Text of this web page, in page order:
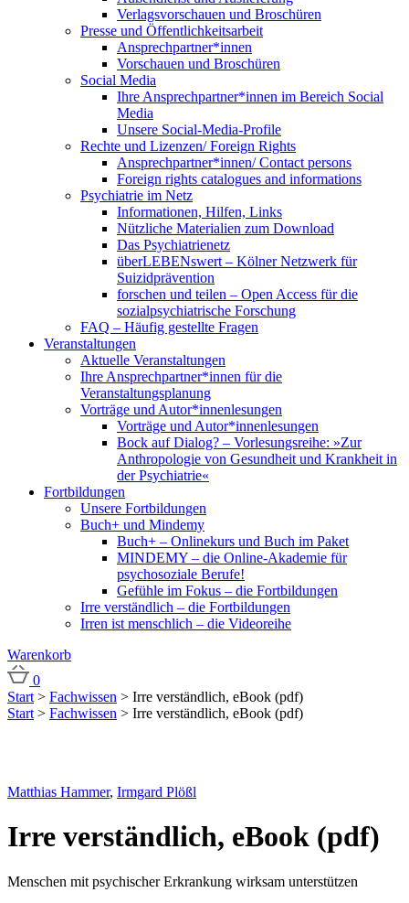
Verlagsvorschauen und Broschüren
Presse und Öffentlichkeitsarbeit
Ansprechpartner*innen
Vorschauen und Broschüren
Social Media
Ihre Ansprechpartner*innen im Bereich Social
Media
Unsere Social-Media-Profile
Rechte und Lizenzen/ Foreign Rights
Ansprechpartner*innen/ Contact persons
Foreign rights catalogues and informations
Psychiatrie im Netz
Informationen, Hilfen, Links
Nützliche Materialien zum Download
Das Psychiatrienetz
überLEBENswert – Kölner Netzwerk für
Suizidprävention
forschen und teilen – Open Access für die
sozialpsychiatrische Forschung
FAQ – Häufig gestellte Fragen
Veranstaltungen
Aktuelle Veranstaltungen
Ihre Ansprechpartner*innen für die
Veranstaltungsplanung
Vorträge und Autor*innenlesungen
Vorträge und Autor*innenlesungen
Bock auf Dialog? – Vorlesungsreihe: »Zur
Anthropologie von Gesundheit und Krankheit in
der Psychiatrie«
Fortbildungen
Unsere Fortbildungen
Buch+ und Mindemy
Buch+ – Onlinekurs und Buch im Paket
MINDEMY – die Online-Akademie für
psychosoziale Berufe!
Gefühle im Fokus – die Fortbildungen
Irre verständlich – die Fortbildungen
Irren ist menschlich – die Videoreihe
Warenkorb
0
Start > Fachwissen > Irre verständlich, eBook (pdf)
Start > Fachwissen > Irre verständlich, eBook (pdf)
Matthias Hammer, Irmgard Plößl
Irre verständlich, eBook (pdf)
Menschen mit psychischer Erkrankung wirksam unterstützen